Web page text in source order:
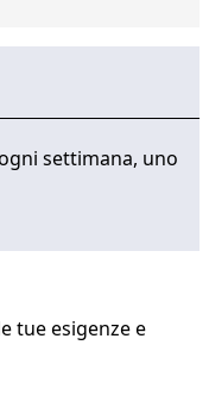
settimana, uno
tue esigenze e